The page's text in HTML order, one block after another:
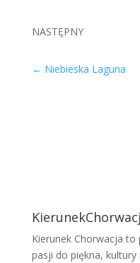
NASTĘPNY
← Niebieska Laguna
Kierunek Chorwacja
pasji do piękna,